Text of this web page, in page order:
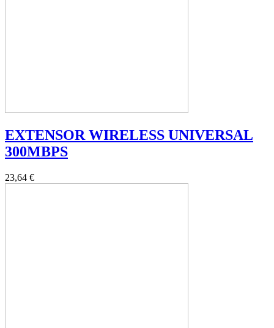
EXTENSOR WIRELESS UNIVERSAL
300MBPS
23,64 €